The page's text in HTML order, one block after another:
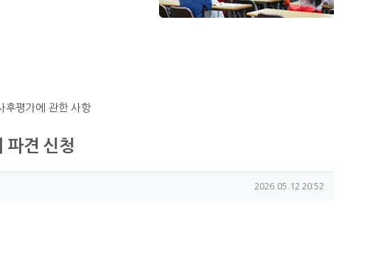
후평가에 관한 사항
파견 신청
작성일
2026.05.12 20:52